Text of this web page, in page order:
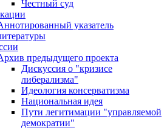
Честный суд
указатель
предыдущего проекта
Дискуссия о "кризисе
либерализма"
Идеология консерватизма
Национальная идея
Пути легитимации "управляемой
демократии"